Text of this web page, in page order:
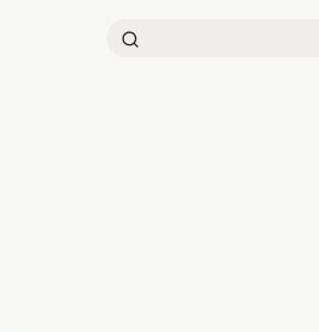
検